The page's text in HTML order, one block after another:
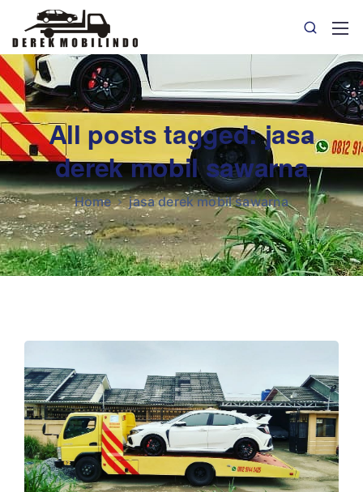
All posts tagged: jasa
derek mobil sawarna
Home jasa derek mobil sawarna